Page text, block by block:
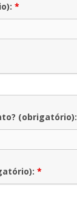
*
(obrigatório):
*